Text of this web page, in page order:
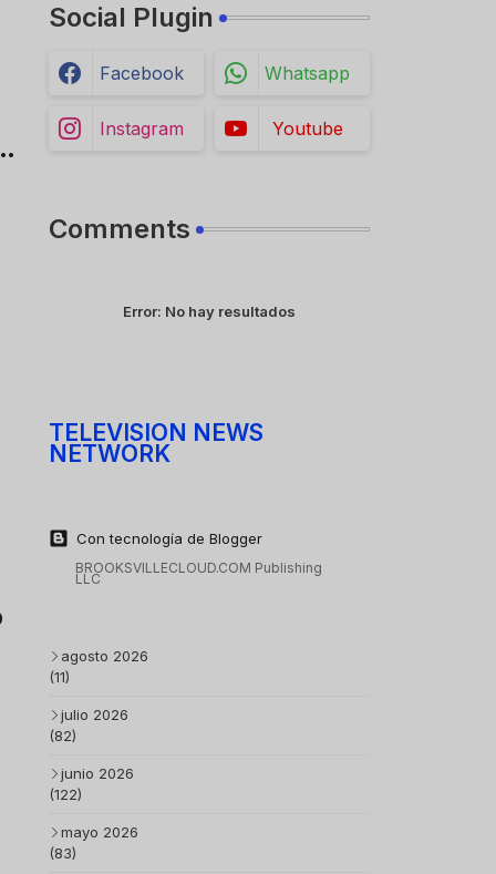
Social Plugin
Facebook Whatsapp
Instagram Youtube
Comments
Error: No hay resultados
TELEVISION NEWS
NETWORK
Con tecnología de Blogger
BROOKSVILLECLOUD.COM Publishing
LLC
agosto 2026
(11)
julio 2026
(82)
junio 2026
(122)
mayo 2026
(83)